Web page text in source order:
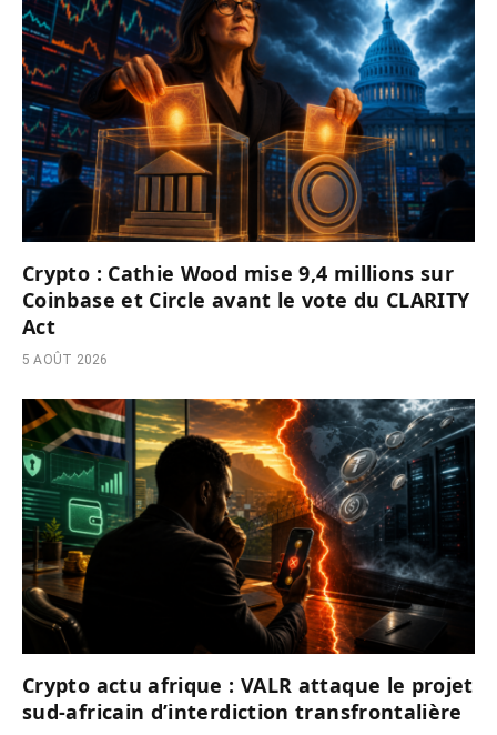
Crypto : Cathie Wood mise 9,4 millions sur
Coinbase et Circle avant le vote du CLARITY
Act
5 AOÛT 2026
Crypto actu afrique : VALR attaque le projet
sud-africain d’interdiction transfrontalière